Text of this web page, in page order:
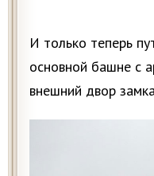
И только теперь
основной башне с
внешний двор